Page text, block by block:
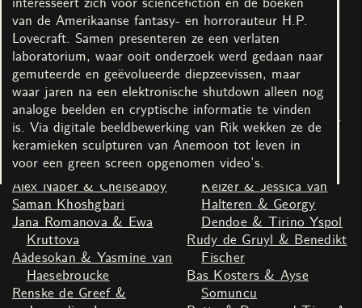
interesseert zich voor sciencefiction en de boeken
van de Amerikaanse fantasy- en horrorauteur H.P.
Lovecraft. Samen presenteren ze een verlaten
laboratorium, waar ooit onderzoek werd gedaan naar
gemuteerde en geëvolueerde diepzeevissen, maar
waar jaren na een elektronische shutdown alleen nog
analoge beelden en cryptische informatie te vinden
is. Via digitale beeldbewerking van Rik wekken ze de
keramieken sculpturen van Anemoon tot leven in
voor een green screen opgenomen video’s.
Kunstenaars
Jacquelien Gosschalk de
Leeuw & Carmen
Schabracq
Youssef Boucenna &
Susan Kooi
Mette Sterre & Jonathan
de Regt
Nina666 & Martine Derks
& Marijn Abel
Alex Naber & Chelseaboy
Saman Khoshgbari
Jana Romanova & Ewa
Kruttova
Aàdesokan & Yasmine van
Haesebroucke
Renske de Greef &
Piet Parra & Ben
Augustus
Bruin Parry
Kenza Taleb & Saaber
Bachir
Theater LeBelle & Duran
Lantink
Joey Bocciardo & Fenna
Miedema & Nancy
Keizer & Jessica van
Halteren & Georgy
Dendoe & Tirino Yspol
Rudy de Gruyl & Benedikt
Fischer
Bas Kosters & Ayse
Somuncu